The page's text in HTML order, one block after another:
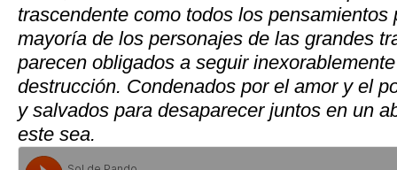
trascendente como todos los pensamientos
mayoría de los personajes de las grandes
parecen obligados a seguir
destrucción. Condenados por el amor y el
y salvados para desaparecer juntos en un
este sea.